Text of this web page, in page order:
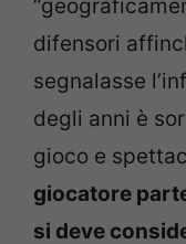
difensori
segnalasse
degli anni è
gioco e
giocatore
si deve